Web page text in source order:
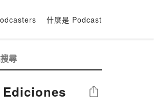
什麼是 Podcast
分享